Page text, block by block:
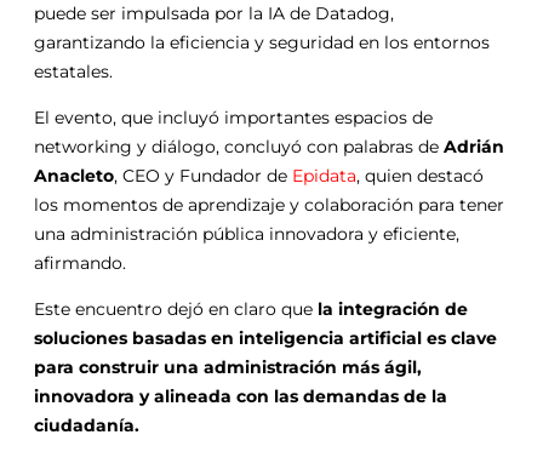
puede ser impulsada por la IA de Datadog,
garantizando la eficiencia y seguridad en los entornos
estatales.
El evento, que incluyó importantes espacios de
networking y diálogo, concluyó con palabras de Adrián
Anacleto, CEO y Fundador de Epidata, quien destacó
los momentos de aprendizaje y colaboración para tener
una administración pública innovadora y eficiente,
afirmando.
Este encuentro dejó en claro que la integración de
soluciones basadas en inteligencia artificial es clave
para construir una administración más ágil,
innovadora y alineada con las demandas de la
ciudadanía.